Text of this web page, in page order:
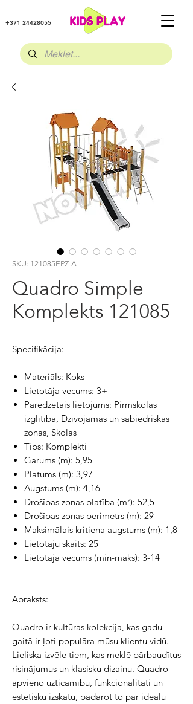
+371 24428055
SKU: 121085EPZ-A
Quadro Simple
Komplekts 121085
Specifikācija:
Materiāls: Koks
Lietotāja vecums: 3+
Paredzētais lietojums: Pirmskolas
izglītība, Dzīvojamās un sabiedriskās
zonas, Skolas
Tips: Komplekti
Garums (m): 5,95
Platums (m): 3,97
Augstums (m): 4,16
Drošības zonas platība (m²): 52,5
Drošības zonas perimetrs (m): 29
Maksimālais kritiena augstums (m): 1,8
Lietotāju skaits: 25
Lietotāja vecums (min-maks): 3-14
Apraksts:
Quadro ir kultūras kolekcija, kas gadu
gaitā ir ļoti populāra mūsu klientu vidū.
Lieliska izvēle tiem, kas meklē pārbaudītus
risinājumus un klasisku dizainu. Quadro
apvieno uzticamību, funkcionalitāti un
estētisku izskatu, padarot to par ideālu